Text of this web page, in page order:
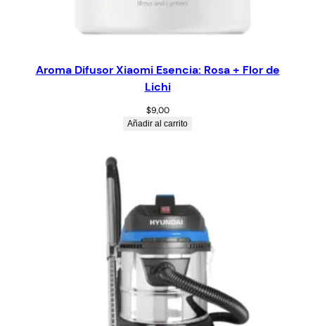
Aroma Difusor Xiaomi Esencia: Rosa + Flor de
Lichi
$9,00
Añadir al carrito